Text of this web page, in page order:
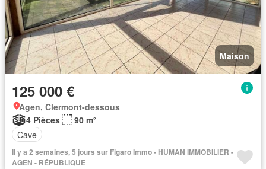
Maison
125 000 €
Agen, Clermont-dessous
4 Pièces
90 m²
Cave
Il y a 2 semaines, 5 jours sur Figaro Immo - HUMAN IMMOBILIER -
AGEN - RÉPUBLIQUE